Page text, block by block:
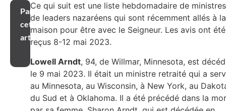
Partager
cet
article
Ce qui suit est une liste hebdomadaire de
de leaders nazaréens qui sont récemment allés à la
maison pour être avec le Seigneur. Les avis ont été
reçus 8-12 mai 2023.
Lowell Arndt, 94, de Willmar, Minnesota, est
le 9 mai 2023. Il était un ministre retraité qui a
au Minnesota, au Wisconsin, à New York, au
du Sud et à Oklahoma. Il a été précédé dans la